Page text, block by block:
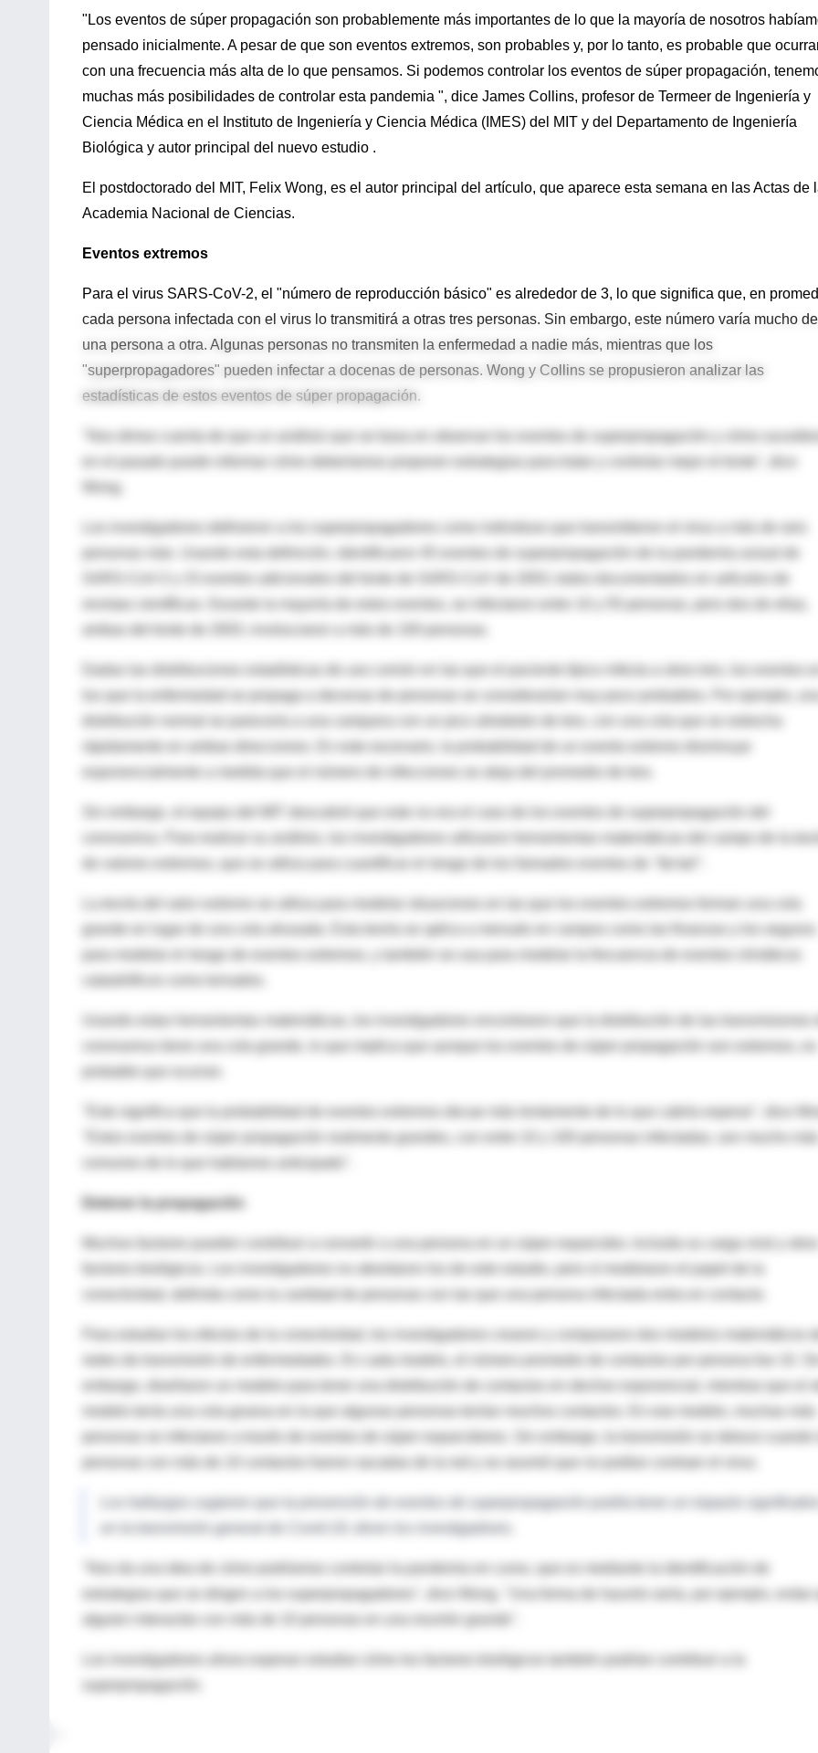
"Los eventos de súper propagación son probablemente más importantes de lo que la mayoría de nosotros
pensado inicialmente. A pesar de que son eventos extremos, son probables y, por lo tanto, es probable que
con una frecuencia más alta de lo que pensamos. Si podemos controlar los eventos de súper propagación,
muchas más posibilidades de controlar esta pandemia ", dice James Collins, profesor de Termeer de Ingeniería y
Ciencia Médica en el Instituto de Ingeniería y Ciencia Médica (IMES) del MIT y del Departamento de Ingeniería
Biológica y autor principal del nuevo estudio .
El postdoctorado del MIT, Felix Wong, es el autor principal del artículo, que aparece esta semana en las Actas de
Academia Nacional de Ciencias.
Eventos extremos
Para el virus SARS-CoV-2, el "número de reproducción básico" es alrededor de 3, lo que significa que, en
cada persona infectada con el virus lo transmitirá a otras tres personas. Sin embargo, este número varía mucho de
una persona a otra. Algunas personas no transmiten la enfermedad a nadie más, mientras que los
"superpropagadores" pueden infectar a docenas de personas. Wong y Collins se propusieron analizar las
estadísticas de estos eventos de súper propagación.
"Nos dimos cuenta de que un análisis que se basa en observar los eventos de superpropagación y cómo
en el pasado puede informar cómo deberíamos proponer estrategias para tratar y controlar mejor el brote", dice
Los investigadores definieron a los superpropagadores como individuos que transmitieron el virus a más de seis
personas más. Usando esta definición, identificaron 45 eventos de superpropagación de la pandemia actual de
revistas científicas. Durante la mayoría de estos eventos, se infectaron entre 10 y 55 personas, pero dos de ellas,
los que la enfermedad se propaga a decenas de personas se considerarían muy poco probables. Por ejemplo, una
Sin embargo, el equipo del MIT descubrió que este no era el caso de los eventos de superpropagación del
coronavirus. Para realizar su análisis, los investigadores utilizaron herramientas matemáticas del campo de la
de valores extremos, que se utiliza para cuantificar el riesgo de los llamados eventos de
grande en lugar de una cola ahusada. Esta teoría se aplica a menudo en campos como las finanzas y los seguros
para modelar el riesgo de eventos extremos, y también se usa para modelar la frecuencia de eventos climáticos
Usando estas herramientas matemáticas, los investigadores encontraron que la distribución de las transmisiones
coronavirus tiene una cola grande, lo que implica que aunque los eventos de súper propagación son extremos, es
"Esto significa que la probabilidad de eventos extremos decae más lentamente de lo que cabría esperar", dice
"Estos eventos de súper propagación realmente grandes, con entre 10 y 100 personas infectadas, son mucho más
Detener la propagación
Muchos factores pueden contribuir a convertir a una persona en un súper esparcidor, incluida su carga viral y otros
factores biológicos. Los investigadores no abordaron los de este estudio, pero sí modelaron el papel de la
Para estudiar los efectos de la conectividad, los investigadores crearon y compararon dos modelos matemáticos de
embargo, diseñaron un modelo para tener una distribución de contactos en declive exponencial, mientras que el
modelo tenía una cola gruesa en la que algunas personas tenían muchos contactos. En ese modelo, muchas más
personas se infectaron a través de eventos de súper esparcidores. Sin embargo, la transmisión se detuvo cuando
Los hallazgos sugieren que la prevención de eventos de superpropagación podría tener un impacto significativo
en la transmisión general de Covid-19, dicen los investigadores.
estrategias que se dirigen a los superpropagadores", dice Wong. "Una forma de hacerlo sería, por ejemplo, evitar
alguien interactúe con más de 10 personas en una reunión grande".
Los investigadores ahora esperan estudiar cómo los factores biológicos también podrían contribuir a la
superpropagación.